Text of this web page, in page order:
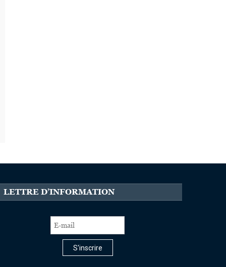
LETTRE D’INFORMATION
S'inscrire